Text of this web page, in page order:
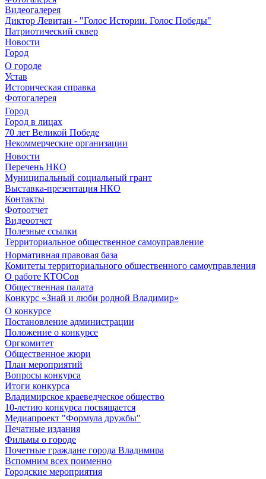
Видеогалерея
Диктор Левитан - "Голос Истории. Голос Победы"
Патриотический сквер
Новости
Город
О городе
Устав
Историческая справка
Фотогалерея
Город
Город в лицах
70 лет Великой Победе
Некоммерческие организации
Новости
Перечень НКО
Муниципальный социальный грант
Выставка-презентация НКО
Контакты
Фотоотчет
Видеоотчет
Полезные ссылки
Территориальное общественное самоуправление
Нормативная правовая база
Комитеты территориального общественного самоуправления
О работе КТОСов
Общественная палата
Конкурс «Знай и люби родной Владимир»
О конкурсе
Постановление администрации
Положение о конкурсе
Оргкомитет
Общественное жюри
План мероприятий
Вопросы конкурса
Итоги конкурса
Владимирское краеведческое общество
10-летию конкурса посвящается
Медиапроект "Формула дружбы"
Печатные издания
Фильмы о городе
Почетные граждане города Владимира
Вспомним всех поименно
Городские мероприятия